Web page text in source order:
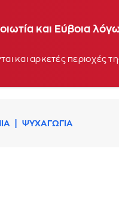
και Εύβοια
και αρκετές περιοχές
ΨΥΧΑΓΩΓΙΑ